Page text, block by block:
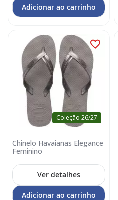
Adicionar ao carrinho
Coleção 26/27
Chinelo Havaianas Elegance
Feminino
Ver detalhes
Adicionar ao carrinho